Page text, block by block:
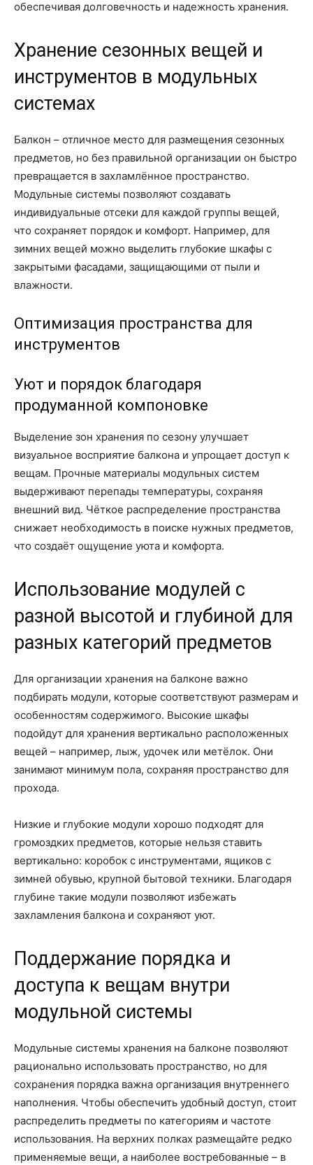
обеспечивая долговечность и надежность хранения.
Хранение сезонных вещей и
инструментов в модульных
системах
Балкон – отличное место для размещения сезонных
предметов, но без правильной организации он быстро
превращается в захламлённое пространство.
Модульные системы позволяют создавать
индивидуальные отсеки для каждой группы вещей,
что сохраняет порядок и комфорт. Например, для
зимних вещей можно выделить глубокие шкафы с
закрытыми фасадами, защищающими от пыли и
влажности.
Оптимизация пространства для
инструментов
Уют и порядок благодаря
продуманной компоновке
Выделение зон хранения по сезону улучшает
визуальное восприятие балкона и упрощает доступ к
вещам. Прочные материалы модульных систем
выдерживают перепады температуры, сохраняя
внешний вид. Чёткое распределение пространства
снижает необходимость в поиске нужных предметов,
что создаёт ощущение уюта и комфорта.
Использование модулей с
разной высотой и глубиной для
разных категорий предметов
Для организации хранения на балконе важно
подбирать модули, которые соответствуют размерам и
особенностям содержимого. Высокие шкафы
подойдут для хранения вертикально расположенных
вещей – например, лыж, удочек или метёлок. Они
занимают минимум пола, сохраняя пространство для
прохода.
Низкие и глубокие модули хорошо подходят для
громоздких предметов, которые нельзя ставить
вертикально: коробок с инструментами, ящиков с
зимней обувью, крупной бытовой техники. Благодаря
глубине такие модули позволяют избежать
захламления балкона и сохраняют уют.
Поддержание порядка и
доступа к вещам внутри
модульной системы
Модульные системы хранения на балконе позволяют
рационально использовать пространство, но для
сохранения порядка важна организация внутреннего
наполнения. Чтобы обеспечить удобный доступ, стоит
распределить предметы по категориям и частоте
использования. На верхних полках размещайте редко
применяемые вещи, а наиболее востребованные – в